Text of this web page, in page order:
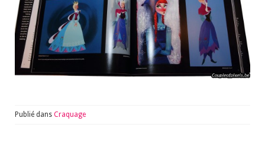
Publié dans Craquage